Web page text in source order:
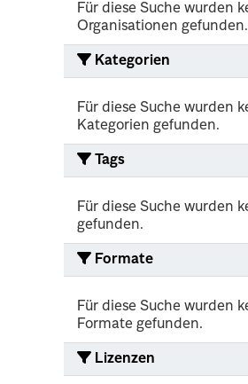
Für diese Suche wurden
Organisationen gefunden.
Kategorien
Für diese Suche wurden
Kategorien gefunden.
Tags
Für diese Suche wurden
gefunden.
Formate
Für diese Suche wurden
Formate gefunden.
Lizenzen